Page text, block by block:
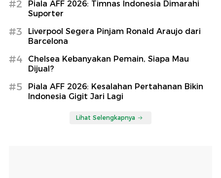
#2
Piala AFF 2026: Timnas Indonesia Dimarahi
Suporter
#3
Liverpool Segera Pinjam Ronald Araujo dari
Barcelona
#4
Chelsea Kebanyakan Pemain, Siapa Mau
Dijual?
#5
Piala AFF 2026: Kesalahan Pertahanan Bikin
Indonesia Gigit Jari Lagi
Lihat Selengkapnya